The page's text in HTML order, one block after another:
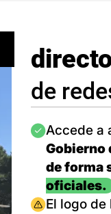
de
Imagen
Accede a
Gobierno
de forma
oficiales.
Imagen
El logo de